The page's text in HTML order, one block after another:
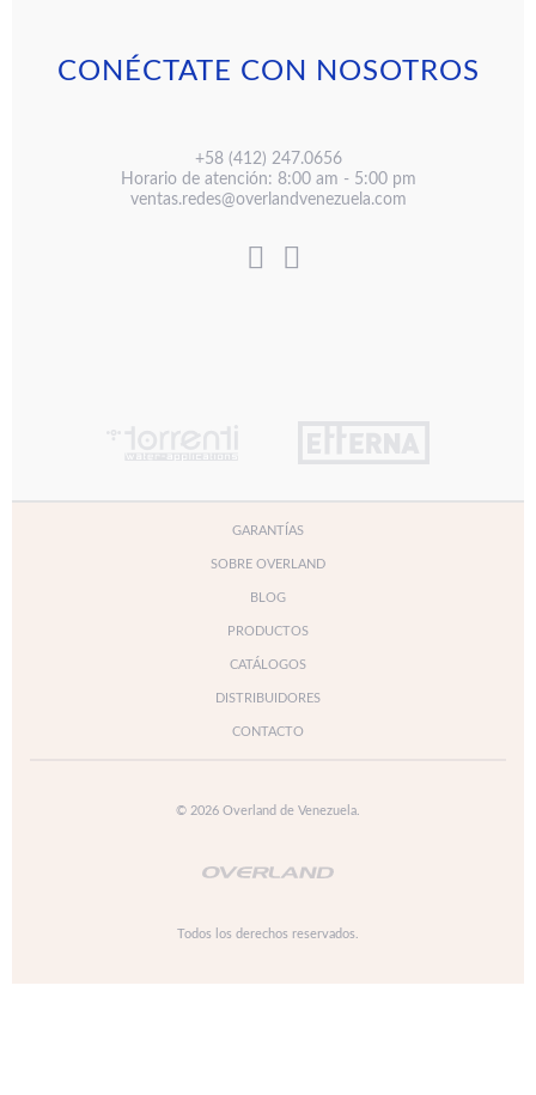
CONÉCTATE CON NOSOTROS
+58 (412) 247.0656
Horario de atención: 8:00 am - 5:00 pm
ventas.redes@overlandvenezuela.com
GARANTÍAS
SOBRE OVERLAND
BLOG
PRODUCTOS
CATÁLOGOS
DISTRIBUIDORES
CONTACTO
© 2026 Overland de Venezuela.
Todos los derechos reservados.